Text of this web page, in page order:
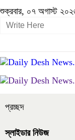
শুক্রবার, ০৭ অগাস্ট
প্রচ্ছদ
স্লাইডার নিউজ